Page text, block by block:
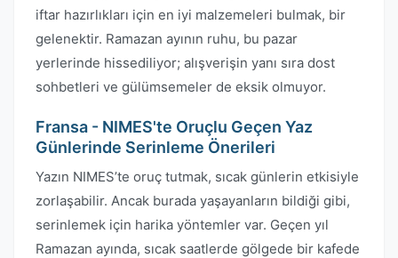
iftar hazırlıkları için en iyi malzemeleri bulmak, bir
gelenektir. Ramazan ayının ruhu, bu pazar
yerlerinde hissediliyor; alışverişin yanı sıra dost
sohbetleri ve gülümsemeler de eksik olmuyor.
Fransa - NIMES'te Oruçlu Geçen Yaz
Günlerinde Serinleme Önerileri
Yazın NIMES’te oruç tutmak, sıcak günlerin etkisiyle
zorlaşabilir. Ancak burada yaşayanların bildiği gibi,
serinlemek için harika yöntemler var. Geçen yıl
Ramazan ayında, sıcak saatlerde gölgede bir kafede